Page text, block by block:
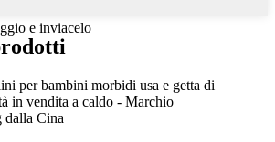
e inviacelo